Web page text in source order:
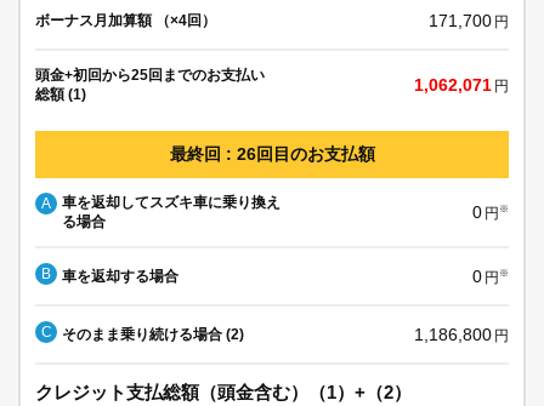
ボーナス月加算額 （×4回） 171,700 円
頭金+初回から25回までのお支払い
総額 (1)
1,062,071 円
最終回 : 26回目のお支払額
A
車を返却してスズキ車に乗り換え
る場合
0 円 ※
B 車を返却する場合 0 円 ※
C そのまま乗り続ける場合 (2) 1,186,800 円
クレジット支払総額（頭金含む）（1）+（2）